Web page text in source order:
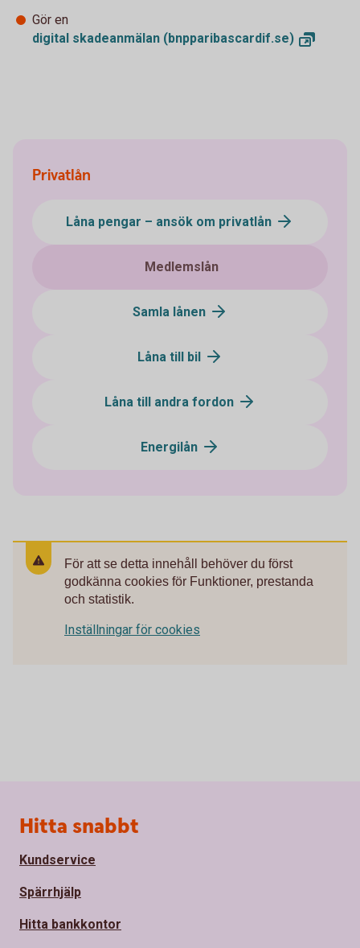
Gör en
digital skadeanmälan (bnpparibascardif.se)
Privatlån
Låna pengar – ansök om privatlån
Medlemslån
Samla lånen
Låna till bil
Låna till andra fordon
Energilån
För att se detta innehåll behöver du först
godkänna cookies för Funktioner, prestanda
och statistik.
Inställningar för cookies
Sidfot
Hitta snabbt
Kundservice
Spärrhjälp
Hitta bankkontor